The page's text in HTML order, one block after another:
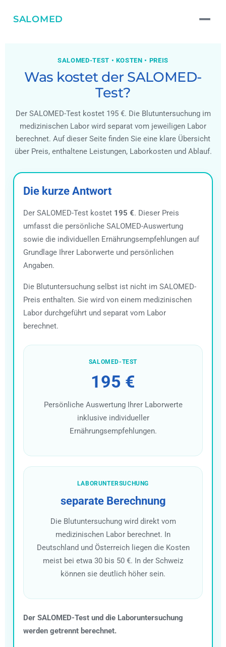
SALOMED
SALOMED-TEST • KOSTEN • PREIS
Was kostet der SALOMED-
Test?
Der SALOMED-Test kostet 195 €. Die Blutuntersuchung im
medizinischen Labor wird separat vom jeweiligen Labor
berechnet. Auf dieser Seite finden Sie eine klare Übersicht
über Preis, enthaltene Leistungen, Laborkosten und Ablauf.
Die kurze Antwort
Der SALOMED-Test kostet 195 €. Dieser Preis
umfasst die persönliche SALOMED-Auswertung
sowie die individuellen Ernährungsempfehlungen auf
Grundlage Ihrer Laborwerte und persönlichen
Angaben.
Die Blutuntersuchung selbst ist nicht im SALOMED-
Preis enthalten. Sie wird von einem medizinischen
Labor durchgeführt und separat vom Labor
berechnet.
SALOMED-TEST
195 €
Persönliche Auswertung Ihrer Laborwerte
inklusive individueller
Ernährungsempfehlungen.
LABORUNTERSUCHUNG
separate Berechnung
Die Blutuntersuchung wird direkt vom
medizinischen Labor berechnet. In
Deutschland und Österreich liegen die Kosten
meist bei etwa 30 bis 50 €. In der Schweiz
können sie deutlich höher sein.
Der SALOMED-Test und die Laboruntersuchung
werden getrennt berechnet.